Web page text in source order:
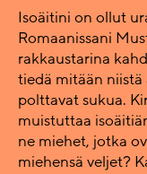
Isoäitini on ollut
Romaanissani
rakkaustarina
tiedä mitään niistä
polttavat sukua.
muistuttaa
ne miehet, jotka
miehensä veljet?